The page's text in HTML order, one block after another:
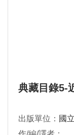
典藏目錄5-
出版單位： 國